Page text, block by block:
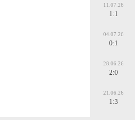
11.07.26
1:1
04.07.26
0:1
28.06.26
2:0
21.06.26
1:3